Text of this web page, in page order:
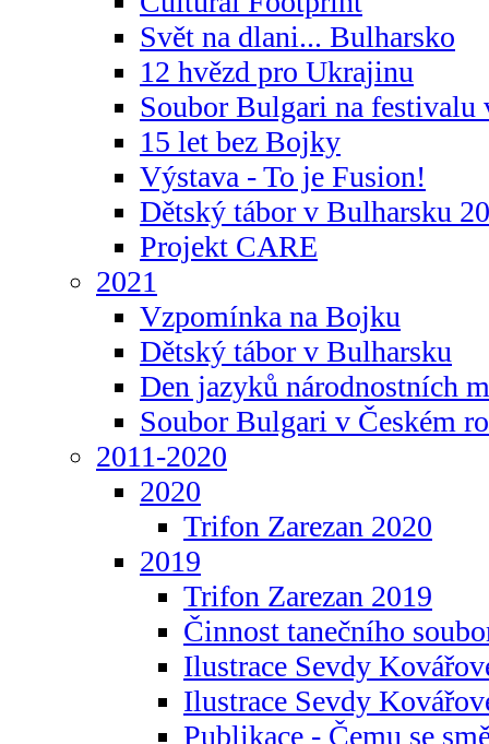
Svět na dlani... Bulharsko
12 hvězd pro Ukrajinu
Soubor Bulgari na festivalu
15 let bez Bojky
Výstava - To je Fusion!
Dětský tábor v Bulharsku
Projekt CARE
2021
Vzpomínka na Bojku
Dětský tábor v Bulharsku
Den jazyků národnostních
Soubor Bulgari v Českém
2011-2020
2020
Trifon Zarezan 2020
2019
Trifon Zarezan 2019
Činnost tanečního
Ilustrace Sevdy
Ilustrace Sevdy
Publikace - Čemu se